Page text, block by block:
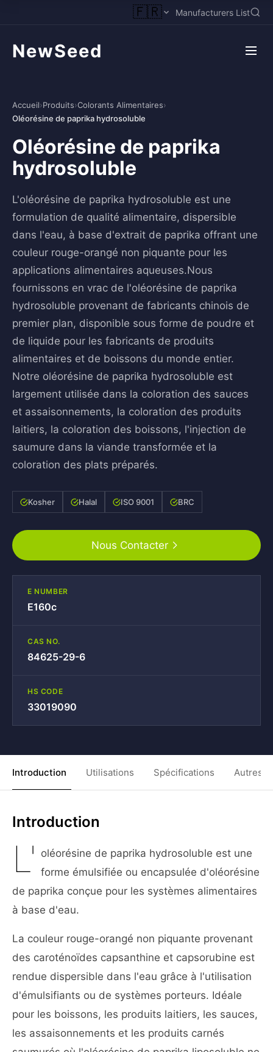
🇫🇷 Manufacturers List
NewSeed
Accueil›Produits›Colorants Alimentaires›
Oléorésine de paprika hydrosoluble
Oléorésine de paprika
hydrosoluble
L'oléorésine de paprika hydrosoluble est une
formulation de qualité alimentaire, dispersible
dans l'eau, à base d'extrait de paprika offrant une
couleur rouge-orangé non piquante pour les
applications alimentaires aqueuses.Nous
fournissons en vrac de l'oléorésine de paprika
hydrosoluble provenant de fabricants chinois de
premier plan, disponible sous forme de poudre et
de liquide pour les fabricants de produits
alimentaires et de boissons du monde entier.
Notre oléorésine de paprika hydrosoluble est
largement utilisée dans la coloration des sauces
et assaisonnements, la coloration des produits
laitiers, la coloration des boissons, l'injection de
saumure dans la viande transformée et la
coloration des plats préparés.
Kosher Halal ISO 9001 BRC
Nous Contacter
E NUMBER
E160c
CAS NO.
84625-29-6
HS CODE
33019090
Introduction Utilisations Spécifications Autres
Introduction
L'
oléorésine de paprika hydrosoluble est une
forme émulsifiée ou encapsulée d'oléorésine
de paprika conçue pour les systèmes alimentaires
à base d'eau.
La couleur rouge-orangé non piquante provenant
des caroténoïdes capsanthine et capsorubine est
rendue dispersible dans l'eau grâce à l'utilisation
d'émulsifiants ou de systèmes porteurs. Idéale
pour les boissons, les produits laitiers, les sauces,
les assaisonnements et les produits carnés